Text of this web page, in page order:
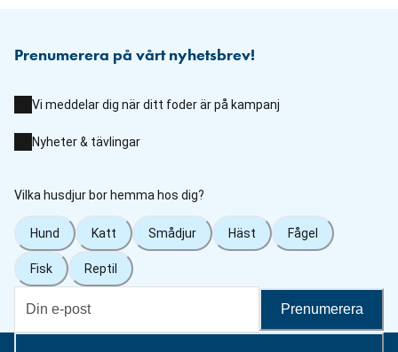
Prenumerera på vårt nyhetsbrev!
Vi meddelar dig när ditt foder är på kampanj
Nyheter & tävlingar
Vilka husdjur bor hemma hos dig?
Hund Katt Smådjur Häst Fågel
Fisk Reptil
Prenumerera